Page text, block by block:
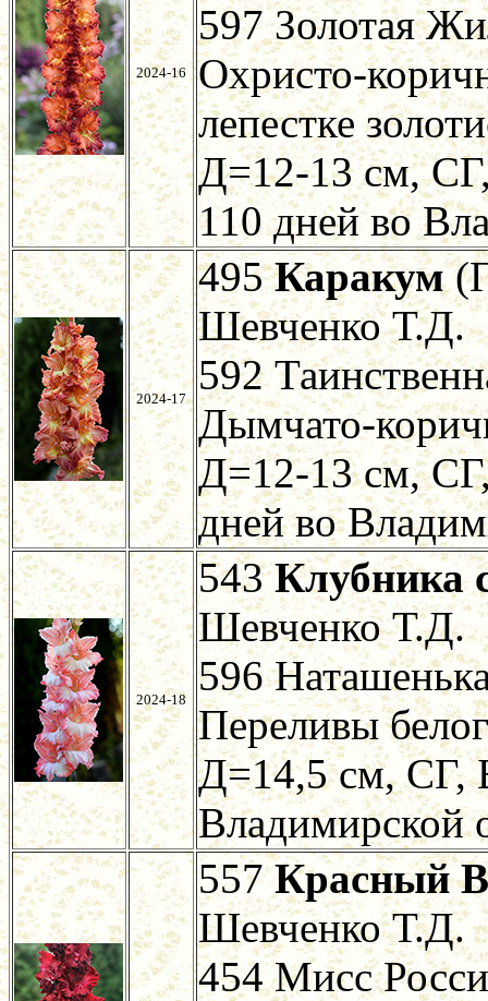
2024-16
597 Золотая
Охристо-
лепестке
Д=12-13 см,
110 дней во
2024-17
495Каракум
Шевченко Т.Д.
592
Дымчато-
Д=12-13 см,
дней во
2024-18
543Клубника
Шевченко Т.Д.
596
Переливы
Д=14,5 см, СГ,
Владимирской
557Красный
Шевченко Т.Д.
454 Мисс